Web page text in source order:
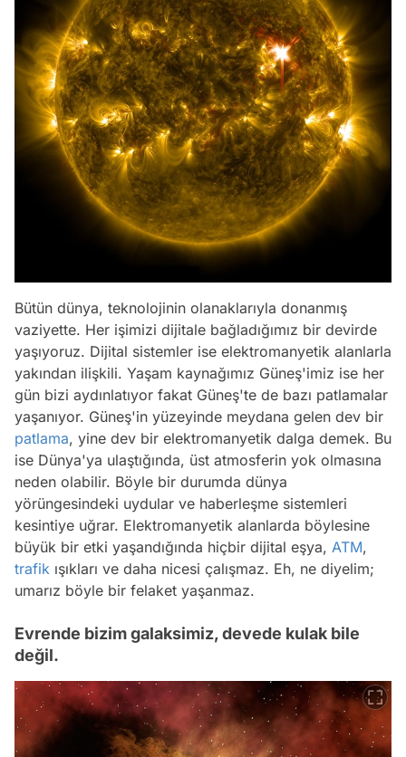
Bütün dünya, teknolojinin olanaklarıyla donanmış
vaziyette. Her işimizi dijitale bağladığımız bir devirde
yaşıyoruz. Dijital sistemler ise elektromanyetik alanlarla
yakından ilişkili. Yaşam kaynağımız Güneş'imiz ise her
gün bizi aydınlatıyor fakat Güneş'te de bazı patlamalar
yaşanıyor. Güneş'in yüzeyinde meydana gelen dev bir
patlama, yine dev bir elektromanyetik dalga demek. Bu
ise Dünya'ya ulaştığında, üst atmosferin yok olmasına
neden olabilir. Böyle bir durumda dünya
yörüngesindeki uydular ve haberleşme sistemleri
kesintiye uğrar. Elektromanyetik alanlarda böylesine
büyük bir etki yaşandığında hiçbir dijital eşya, ATM,
trafik ışıkları ve daha nicesi çalışmaz. Eh, ne diyelim;
umarız böyle bir felaket yaşanmaz.
Evrende bizim galaksimiz, devede kulak bile
değil.